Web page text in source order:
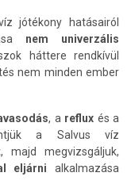
jótékony hatásairól
nem univerzális
háttere rendkívül
nem minden ember
, a reflux és a
a Salvus víz
, majd megvizsgáljuk,
eljárnialkalmazása